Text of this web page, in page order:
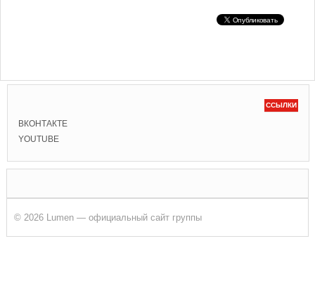
ССЫЛКИ
ВКОНТАКТЕ
YOUTUBE
© 2026 Lumen — официальный сайт группы